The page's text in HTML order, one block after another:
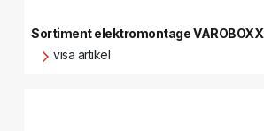
Sortiment elektromontage VAROBOXX
visa artikel